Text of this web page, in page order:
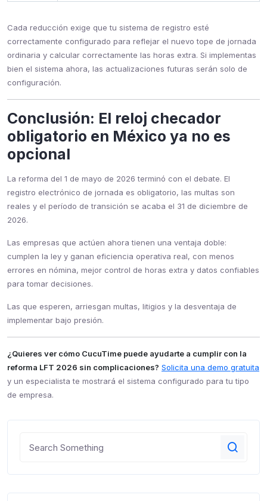
Cada reducción exige que tu sistema de registro esté
correctamente configurado para reflejar el nuevo tope de jornada
ordinaria y calcular correctamente las horas extra. Si implementas
bien el sistema ahora, las actualizaciones futuras serán solo de
configuración.
Conclusión: El reloj checador
obligatorio en México ya no es
opcional
La reforma del 1 de mayo de 2026 terminó con el debate. El
registro electrónico de jornada es obligatorio, las multas son
reales y el período de transición se acaba el 31 de diciembre de
2026.
Las empresas que actúen ahora tienen una ventaja doble:
cumplen la ley y ganan eficiencia operativa real, con menos
errores en nómina, mejor control de horas extra y datos confiables
para tomar decisiones.
Las que esperen, arriesgan multas, litigios y la desventaja de
implementar bajo presión.
¿Quieres ver cómo CucuTime puede ayudarte a cumplir con la
reforma LFT 2026 sin complicaciones? Solicita una demo gratuita
y un especialista te mostrará el sistema configurado para tu tipo
de empresa.